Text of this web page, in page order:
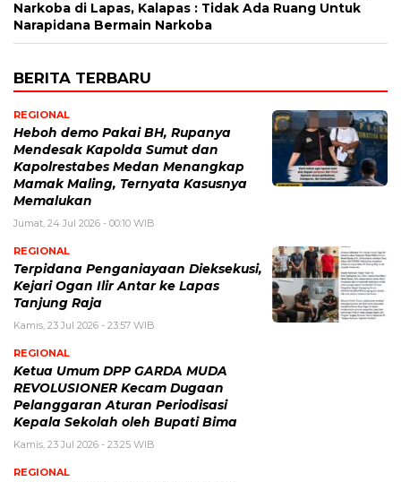
Narkoba di Lapas, Kalapas : Tidak Ada Ruang Untuk
Narapidana Bermain Narkoba
BERITA TERBARU
REGIONAL
Heboh demo Pakai BH, Rupanya
Mendesak Kapolda Sumut dan
Kapolrestabes Medan Menangkap
Mamak Maling, Ternyata Kasusnya
Memalukan
Jumat, 24 Jul 2026 - 00:10 WIB
REGIONAL
Terpidana Penganiayaan Dieksekusi,
Kejari Ogan Ilir Antar ke Lapas
Tanjung Raja
Kamis, 23 Jul 2026 - 23:57 WIB
REGIONAL
Ketua Umum DPP GARDA MUDA
REVOLUSIONER Kecam Dugaan
Pelanggaran Aturan Periodisasi
Kepala Sekolah oleh Bupati Bima
Kamis, 23 Jul 2026 - 23:25 WIB
REGIONAL